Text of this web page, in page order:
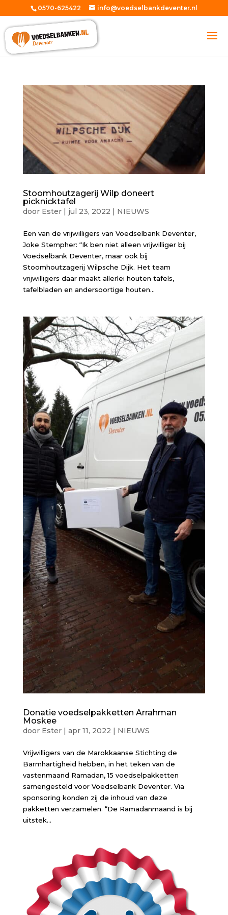
0570-625422 info@voedselbankdeventer.nl
Stoomhoutzagerij Wilp doneert
picknicktafel
door Ester| jul 23, 2022 | NIEUWS
Een van de vrijwilligers van Voedselbank Deventer,
Joke Stempher: “Ik ben niet alleen vrijwilliger bij
Voedselbank Deventer, maar ook bij
Stoomhoutzagerij Wilpsche Dijk. Het team
vrijwilligers daar maakt allerlei houten tafels,
tafelbladen en andersoortige houten...
Donatie voedselpakketten Arrahman
Moskee
door Ester| apr 11, 2022 | NIEUWS
Vrijwilligers van de Marokkaanse Stichting de
Barmhartigheid hebben, in het teken van de
vastenmaand Ramadan, 15 voedselpakketten
samengesteld voor Voedselbank Deventer. Via
sponsoring konden zij de inhoud van deze
pakketten verzamelen. “De Ramadanmaand is bij
uitstek...